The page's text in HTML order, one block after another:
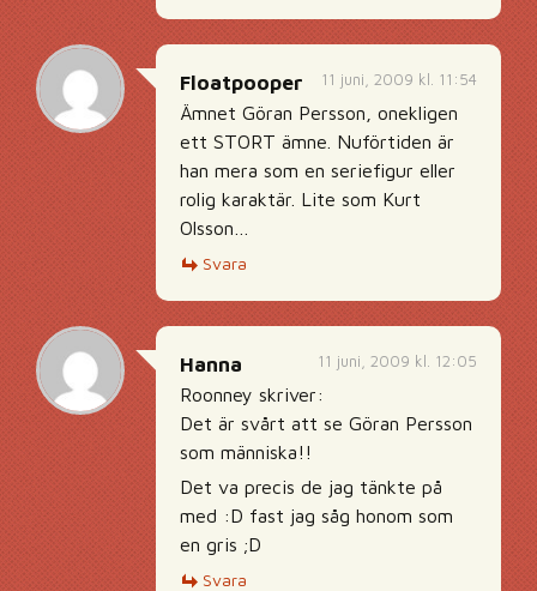
11 juni, 2009 kl. 11:54
Floatpooper
Ämnet Göran Persson, onekligen
ett STORT ämne. Nuförtiden är
han mera som en seriefigur eller
rolig karaktär. Lite som Kurt
Olsson…
Svara
11 juni, 2009 kl. 12:05
Hanna
Roonney skriver:
Det är svårt att se Göran Persson
som människa!!
Det va precis de jag tänkte på
med :D fast jag såg honom som
en gris ;D
Svara